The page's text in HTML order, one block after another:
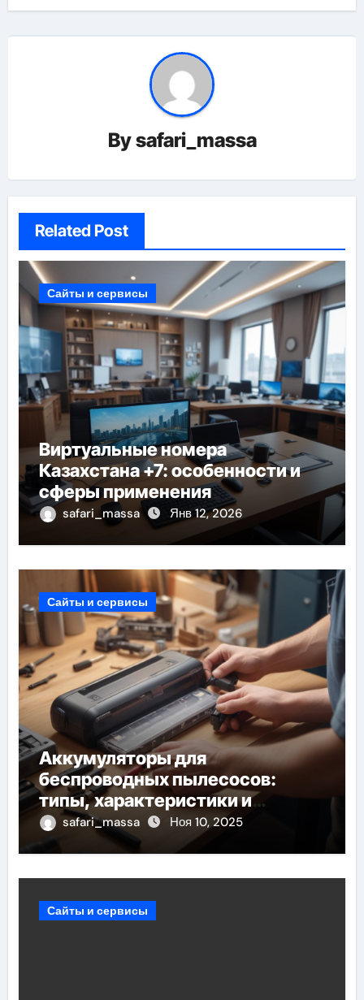
Bysafari_massa
Related Post
Сайты и сервисы
Виртуальные номера
Казахстана +7: особенности и
сферы применения
safari_massa Янв 12, 2026
Сайты и сервисы
Аккумуляторы для
беспроводных пылесосов:
типы, характеристики и
правила замены
safari_massa Ноя 10, 2025
Сайты и сервисы